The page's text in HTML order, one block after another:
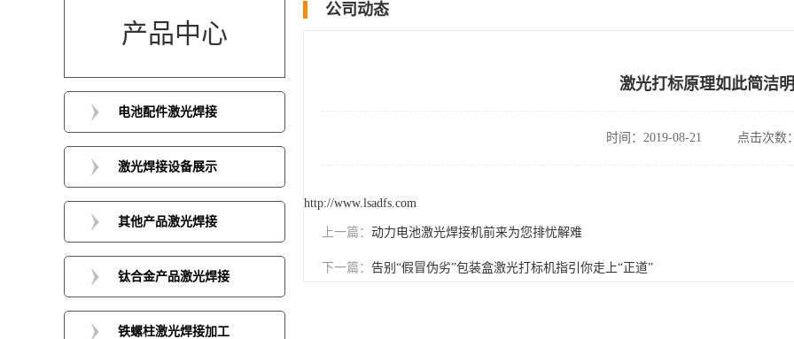
产品中心
电池配件激光焊接
激光焊接设备展示
其他产品激光焊接
钛合金产品激光焊接
铁螺柱激光焊接加工
公司动态
激光打标原理如此简洁
时间：2019-08-21 点击次数
http://www.lsadfs.com
上一篇： 动力电池激光焊接机前来为您排忧解难
下一篇： 告别“假冒伪劣”包装盒激光打标机指引你走上“正道”